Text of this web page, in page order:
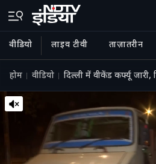
वीडियो लाइव टीवी ताज़ातरीन
होम वीडियो दिल्‍ली में वीकेंड कर्फ्यू जारी,